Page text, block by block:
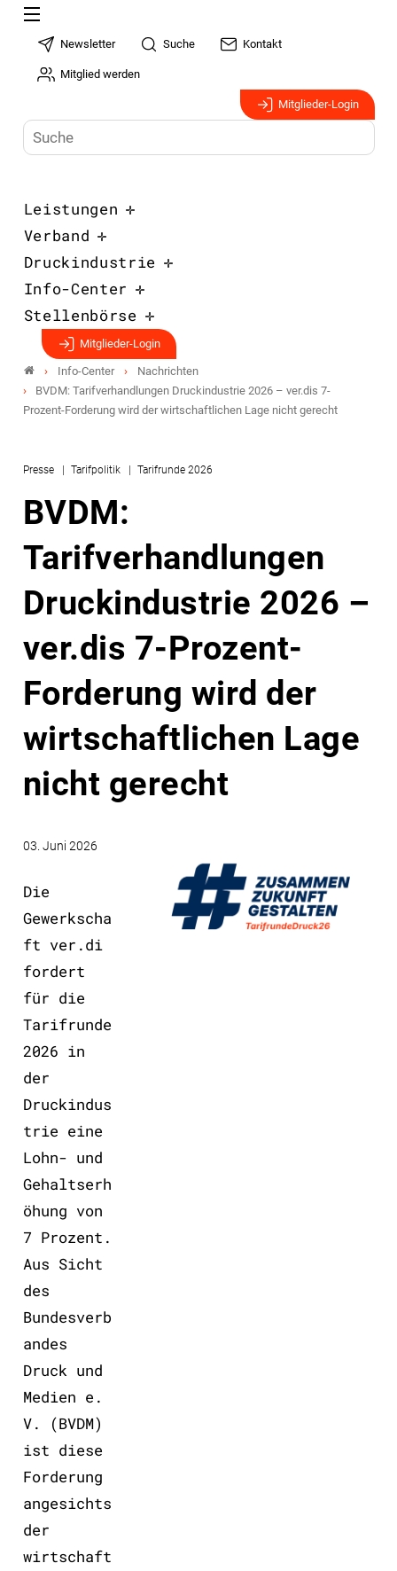
Newsletter Suche Kontakt
Mitglied werden
Mitglieder-Login
Leistungen
Verband
Druckindustrie
Info-Center
Stellenbörse
Mitglieder-Login
Info-Center
Nachrichten
BVDM: Tarifverhandlungen Druckindustrie 2026 – ver.dis 7-
Prozent-Forderung wird der wirtschaftlichen Lage nicht gerecht
Presse Tarifpolitik Tarifrunde 2026
BVDM:
Tarifverhandlungen
Druckindustrie 2026 –
ver.dis 7-Prozent-
Forderung wird der
wirtschaftlichen Lage
nicht gerecht
03. Juni 2026
Die
Gewerkscha
ft ver.di
fordert
für die
Tarifrunde
2026 in
der
Druckindus
trie eine
Lohn- und
Gehaltserh
öhung von
7 Prozent.
Aus Sicht
des
Bundesverb
andes
Druck und
Medien e.
V. (BVDM)
ist diese
Forderung
angesichts
der
wirtschaft